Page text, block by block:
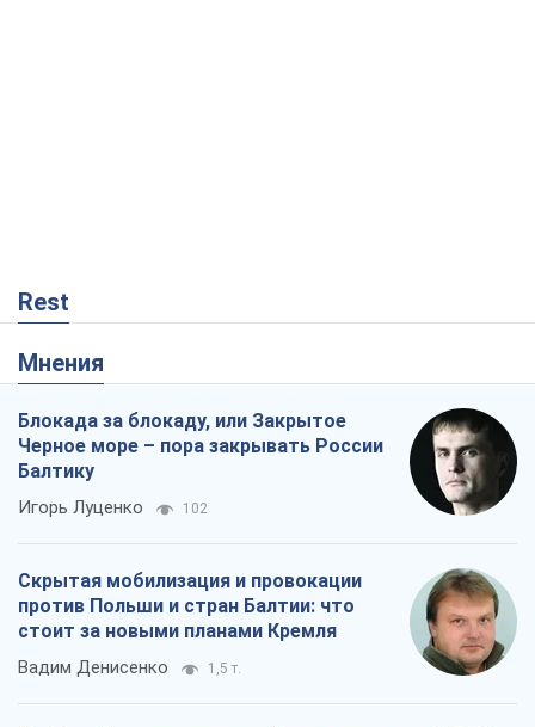
Rest
Мнения
Блокада за блокаду, или Закрытое
Черное море – пора закрывать России
Балтику
Игорь Луценко 102
Скрытая мобилизация и провокации
против Польши и стран Балтии: что
стоит за новыми планами Кремля
Вадим Денисенко 1,5 т.